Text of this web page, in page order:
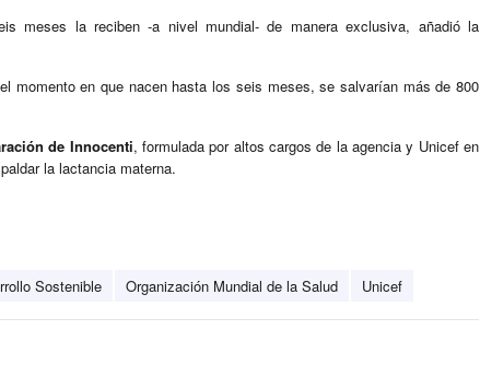
meses la reciben -a nivel mundial- de manera exclusiva, añadió la
momento en que nacen hasta los seis meses, se salvarían más de 800
de Innocenti, formulada por altos cargos de la agencia y Unicef en
la lactancia materna.
Sostenible Organización Mundial de la Salud Unicef